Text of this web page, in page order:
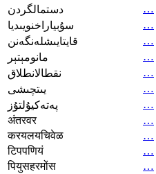
دستمالگردن
…
سۇبياراخنويىديا
…
قايتايىشلەنگەنن
…
مانومېتېر
…
نقطالانطلاق
…
يىتچىشى
…
پەتەكيۇلتۇز
…
अंतरवर
…
करयलयचिवेळ
…
टिपपणियं
…
पियुसहरमोंस
…